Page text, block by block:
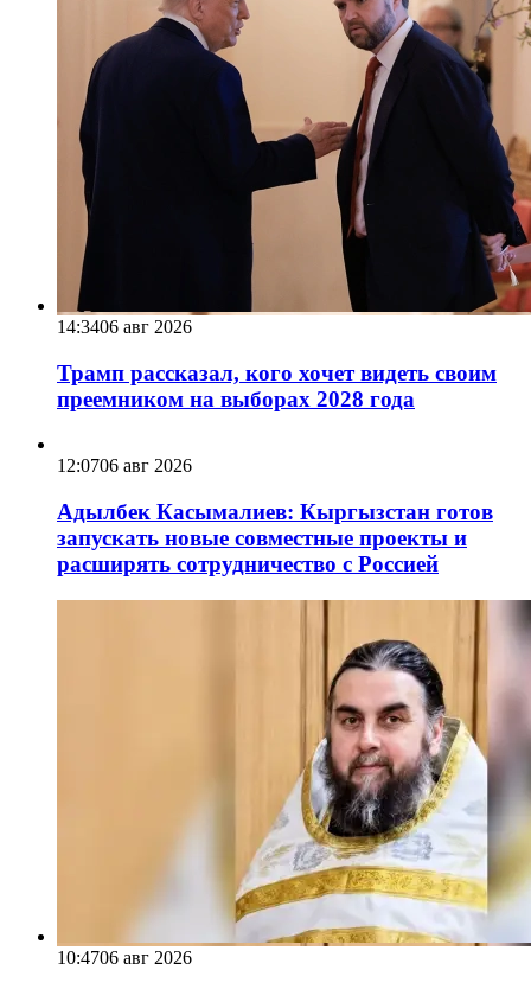
14:3406 авг 2026
Трамп рассказал, кого хочет видеть своим
преемником на выборах 2028 года
12:0706 авг 2026
Адылбек Касымалиев: Кыргызстан готов
запускать новые совместные проекты и
расширять сотрудничество с Россией
10:4706 авг 2026